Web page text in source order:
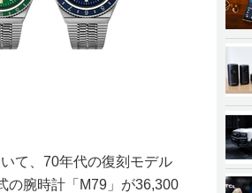
て、70年代の復刻モデル
の腕時計「M79」が36,300